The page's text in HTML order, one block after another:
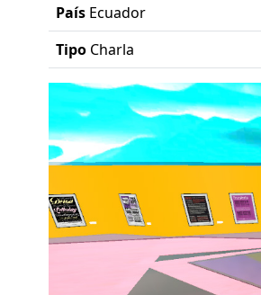
País Ecuador
Tipo Charla